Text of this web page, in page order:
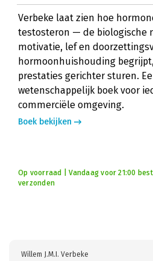
Verbeke laat zien hoe
testosteron — de biologische
motivatie, lef en
hormoonhuishouding
prestaties gerichter sturen.
wetenschappelijk boek voor
commerciële omgeving.
Boek bekijken
Op voorraad | Vandaag voor 21:00
verzonden
Willem J.M.I. Verbeke